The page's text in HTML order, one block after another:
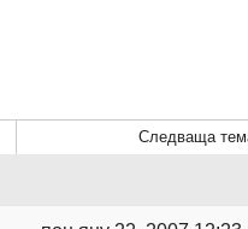
Следваща